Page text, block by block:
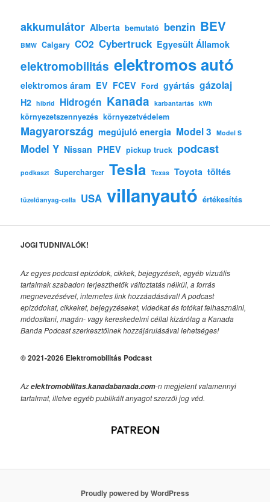
akkumulátor Alberta bemutató benzin BEV
BMW Calgary CO2 Cybertruck Egyesült Államok
elektromobilitás elektromos autó
elektromos áram EV FCEV Ford gyártás gázolaj
H2 hibrid Hidrogén Kanada karbantartás kWh
környezetszennyezés környezetvédelem
Magyarország megújuló energia Model 3 Model S
Model Y Nissan PHEV pickup truck podcast
podkaszt Supercharger Tesla Texas Toyota töltés
tüzelőanyag-cella USA villanyautó értékesítés
JOGI TUDNIVALÓK!
Az egyes podcast epizódok, cikkek, bejegyzések, egyéb vizuális
tartalmak szabadon terjeszthetők változtatás nélkül, a forrás
megnevezésével, internetes link hozzáadásával!A podcast
epizódokat, cikkeket, bejegyzéseket, videókat és fotókat felhasználni,
módosítani, magán- vagy kereskedelmi céllal kizárólag a Kanada
Banda Podcast szerkesztőinek hozzájárulásával lehetséges!
© 2021-2026 Elektromobilitás Podcast
Azelektromobilitas.kanadabanada.com-n megjelent valamennyi
tartalmat, illetve egyéb publikált anyagot szerzői jog véd.
Proudly powered by WordPress